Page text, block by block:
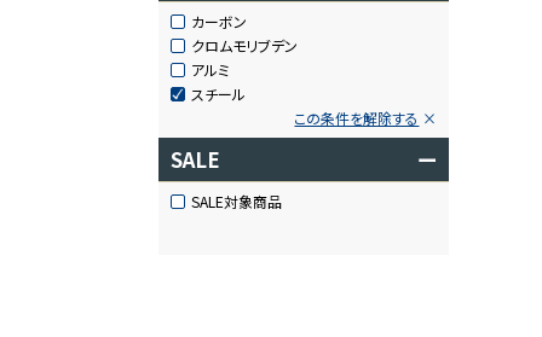
カーボン
クロムモリブデン
アルミ
スチール
この条件を解除する
SALE ー
SALE対象商品